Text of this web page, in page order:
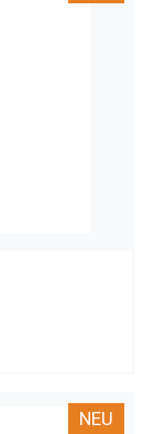
NEU